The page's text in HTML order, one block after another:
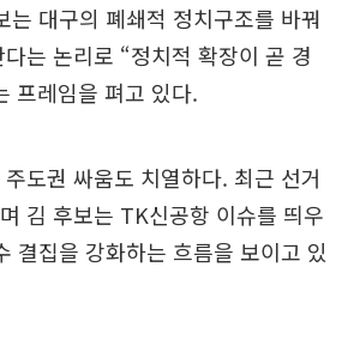
는 대구의 폐쇄적 정치구조를 바꿔
는 논리로 “정치적 확장이 곧 경
프레임을 펴고 있다.
도권 싸움도 치열하다. 최근 선거
김 후보는 TK신공항 이슈를 띄우
결집을 강화하는 흐름을 보이고 있